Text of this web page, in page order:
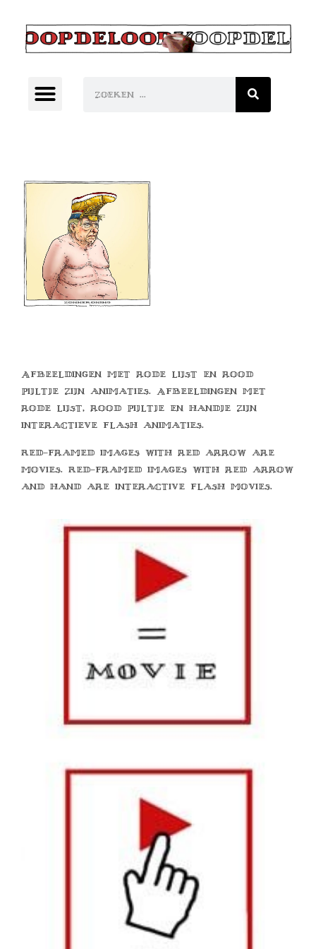
Afbeeldingen met rode lijst en rood
pijltje zijn animaties. Afbeeldingen met
rode lijst, rood pijltje en handje zijn
interactieve flash animaties.
Red-framed images with red arrow are
movies. Red-framed images with red arrow
and hand are interactive flash movies.